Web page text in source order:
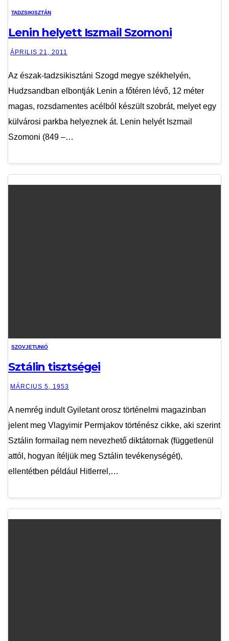
TADZSIKISZTÁN
Lenin helyett Iszmail Szomoni
ÁPRILIS 21, 2011
Az észak-tadzsikisztáni Szogd megye székhelyén,
Hudzsandban elbontják Lenin a főtéren lévő, 12 méter
magas, rozsdamentes acélból készült szobrát, melyet egy
külvárosi parkba helyeznek át. Lenin helyét Iszmail
Szomoni (849 –…
SZOVJETUNIÓ
Sztálin tisztségei
MÁRCIUS 5, 1953
A nemrég indult Gyiletant orosz történelmi magazinban
jelent meg Vlagyimir Permjakov történész cikke, aki szerint
Sztálin formailag nem nevezhető diktátornak (függetlenül
attól, hogyan ítéljük meg Sztálin tevékenységét),
ellentétben például Hitlerrel,…